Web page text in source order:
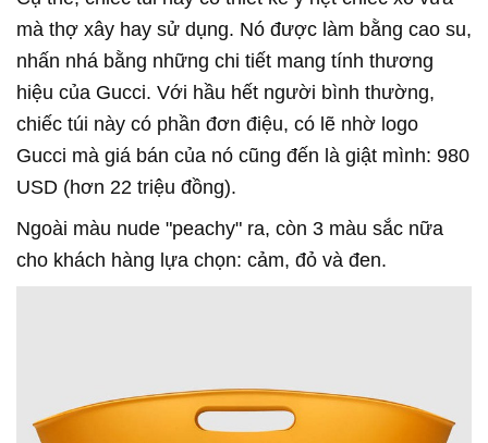
mà thợ xây hay sử dụng. Nó được làm bằng cao su,
nhấn nhá bằng những chi tiết mang tính thương
hiệu của Gucci. Với hầu hết người bình thường,
chiếc túi này có phần đơn điệu, có lẽ nhờ logo
Gucci mà giá bán của nó cũng đến là giật mình: 980
USD (hơn 22 triệu đồng).
Ngoài màu nude "peachy" ra, còn 3 màu sắc nữa
cho khách hàng lựa chọn: cảm, đỏ và đen.